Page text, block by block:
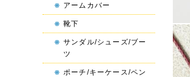
アームカバー
靴下
サンダル/シューズ/ブー
ツ
ポーチ/キーケース/ペン